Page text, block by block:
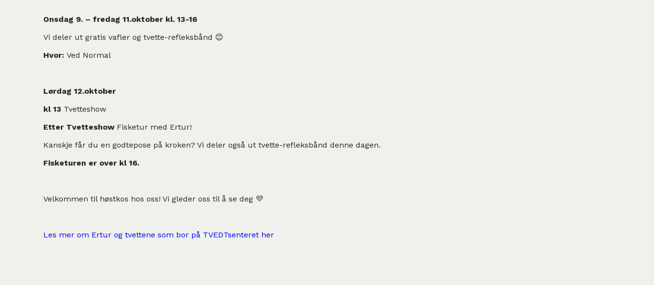
Onsdag 9. – fredag 11.oktober kl. 13-16
Vi deler ut gratis vafler og tvette-refleksbånd 😊
Hvor: Ved Normal
Lørdag 12.oktober
kl 13 Tvetteshow
Etter Tvetteshow Fisketur med Ertur!
Kanskje får du en godtepose på kroken? Vi deler også ut tvette-refleksbånd denne dagen.
Fisketuren er over kl 16.
Velkommen til høstkos hos oss! Vi gleder oss til å se deg 💜
Les mer om Ertur og tvettene som bor på TVEDTsenteret her